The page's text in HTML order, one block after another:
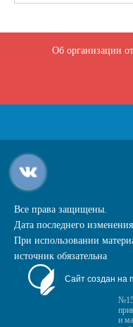
Об организации
Все права защищены.
Дата последнего
При использовании
источник обязательна
Сайт создан на
и